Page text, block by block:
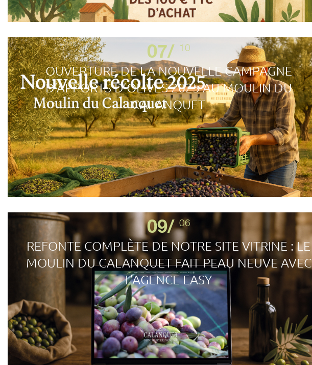
07/ 10
OUVERTURE DE LA NOUVELLE CAMPAGNE
D’APPORTS D’OLIVES 2025 AU MOULIN DU
CALANQUET
09/06
REFONTE COMPLÈTE DE NOTRE SITE VITRINE : LE
MOULIN DU CALANQUET FAIT PEAU NEUVE AVEC
L’AGENCE EASY